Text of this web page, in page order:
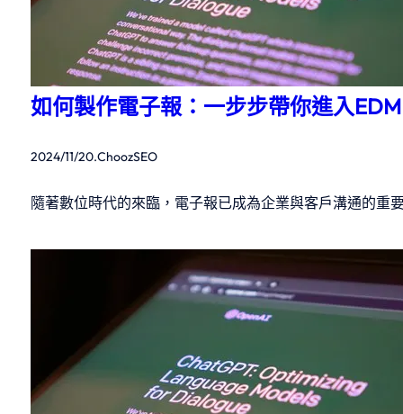
如何製作電子報：一步步帶你進入
2024/11/20.ChoozSEO
隨著數位時代的來臨，電子報已成為企業與客戶溝通的